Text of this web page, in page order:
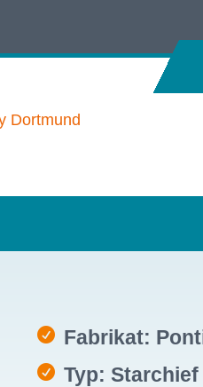
Fabrikat:
Typ: Starchief